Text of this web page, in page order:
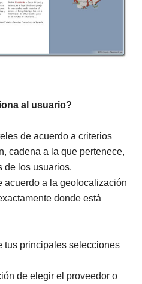
al usuario?
de acuerdo a criterios
cadena a la que pertenece,
de los usuarios.
acuerdo a la geolocalización
donde está
tus principales selecciones
de elegir el proveedor o